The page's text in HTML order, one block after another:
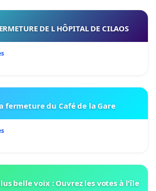
DE L HÔPITAL DE CILAOS
fermeture du Café de la Gare
belle voix : Ouvrez les votes à l'île